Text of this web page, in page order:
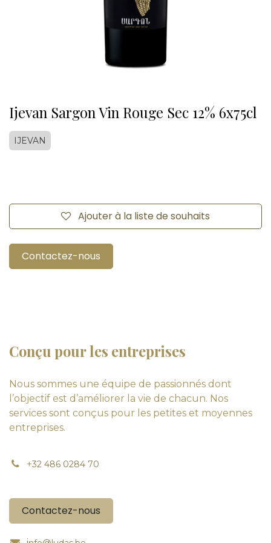
Ijevan Sargon Vin Rouge Sec 12% 6x75cl
IJEVAN
Ajouter à la liste de souhaits
Contactez-nous
Conçu pour les entreprises
Nous sommes une équipe de passionnés dont
l’objectif est d’améliorer la vie de chacun. Nos
services sont conçus pour les petites et moyennes
entreprises.
+32 486 0284 70
Contactez-nous